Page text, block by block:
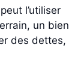
l’utiliser
un bien
des dettes,